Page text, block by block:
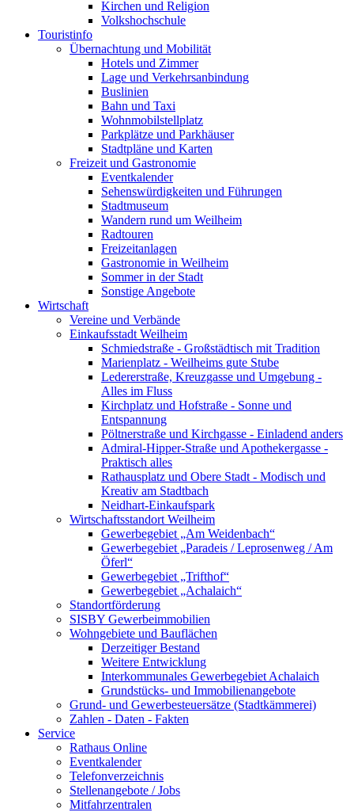
Kirchen und Religion
Volkshochschule
Touristinfo
Übernachtung und Mobilität
Hotels und Zimmer
Lage und Verkehrsanbindung
Buslinien
Bahn und Taxi
Wohnmobilstellplatz
Parkplätze und Parkhäuser
Stadtpläne und Karten
Freizeit und Gastronomie
Eventkalender
Sehenswürdigkeiten und Führungen
Stadtmuseum
Wandern rund um Weilheim
Radtouren
Freizeitanlagen
Gastronomie in Weilheim
Sommer in der Stadt
Sonstige Angebote
Wirtschaft
Vereine und Verbände
Einkaufsstadt Weilheim
Schmiedstraße - Großstädtisch mit Tradition
Marienplatz - Weilheims gute Stube
Ledererstraße, Kreuzgasse und Umgebung -
Alles im Fluss
Kirchplatz und Hofstraße - Sonne und
Entspannung
Pöltnerstraße und Kirchgasse - Einladend anders
Admiral-Hipper-Straße und Apothekergasse -
Praktisch alles
Rathausplatz und Obere Stadt - Modisch und
Kreativ am Stadtbach
Neidhart-Einkaufspark
Wirtschaftsstandort Weilheim
Gewerbegebiet „Am Weidenbach“
Gewerbegebiet „Paradeis / Leprosenweg / Am
Öferl“
Gewerbegebiet „Trifthof“
Gewerbegebiet „Achalaich“
Standortförderung
SISBY Gewerbeimmobilien
Wohngebiete und Bauflächen
Derzeitiger Bestand
Weitere Entwicklung
Interkommunales Gewerbegebiet Achalaich
Grundstücks- und Immobilienangebote
Grund- und Gewerbesteuersätze (Stadtkämmerei)
Zahlen - Daten - Fakten
Service
Rathaus Online
Eventkalender
Telefonverzeichnis
Stellenangebote / Jobs
Mitfahrzentralen